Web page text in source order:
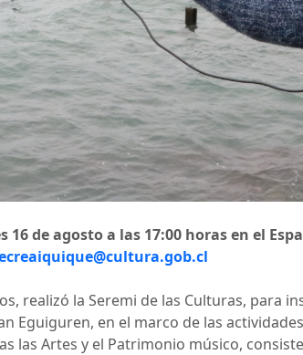
de agosto a las 17:00 horas en el
realizó la Seremi de las Culturas, para
Eguiguren, en el marco de las
las Artes y el Patrimonio músico,